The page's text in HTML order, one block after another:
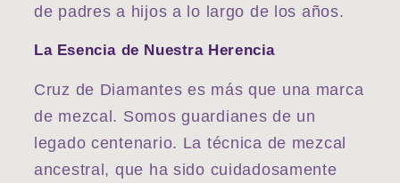
de padres a hijos a lo largo de los años.
La Esencia de Nuestra Herencia
Cruz de Diamantes es más que una marca
de mezcal. Somos guardianes de un
legado centenario. La técnica de mezcal
ancestral, que ha sido cuidadosamente